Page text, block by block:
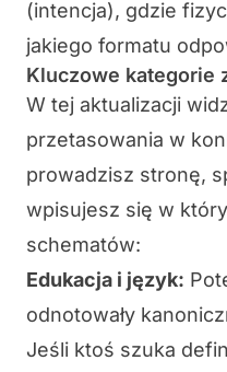
(intencja), gdzie
jakiego formatu
Kluczowe kategorie
W tej aktualizacji
przetasowania w
prowadzisz stronę,
wpisujesz się w
schematów:
Edukacja i język:
odnotowały
Jeśli ktoś szuka